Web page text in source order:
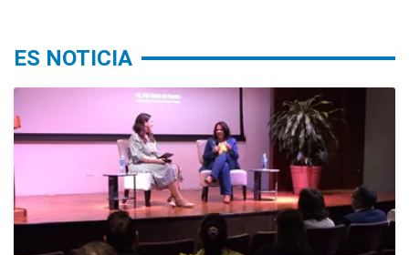
ES NOTICIA